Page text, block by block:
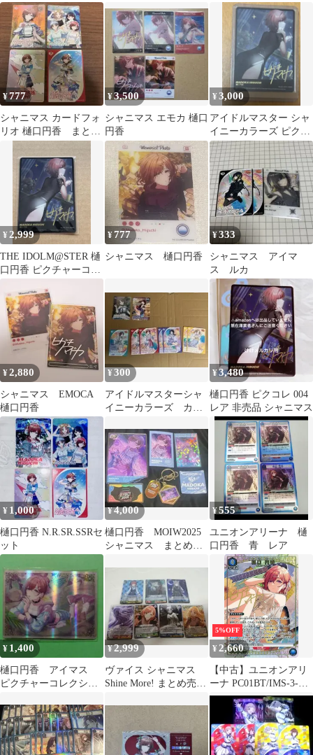
スーパーレア）４枚セ
ット
¥777
シャニマス カードフォ
リオ 樋口円香 まとめ
¥3,500
シャニマス エモカ 樋口
円香
¥3,000
アイドルマスター シャ
イニーカラーズ ピクコ
レ 樋口円香 サインカ
ード
¥ 2,999
THE IDOLM@STER 樋
口円香 ピクチャーコレ
クション
¥777
シャニマス 樋口円香
¥333
シャニマス アイマ
ス ルカ
¥2,880
シャニマス EMOCA
樋口円香
¥300
アイドルマスターシャ
イニーカラーズ カー
¥3,480
樋口円香 ピクコレ 004
レア 非売品 シャニマス
¥ 1,000
樋口円香 N.R.SR.SSRセ
ット
¥4,000
樋口円香 MOIW2025
シャニマス まとめセ
¥555
ユニオンアリーナ 樋
口円香 青 レア
¥ 1,400
樋口円香 アイマス
ピクチャーコレクショ
¥2,999
ヴァイス シャニマス
Shine More! まとめ売り
5%OFF
¥ 2,660
【中古】ユニオンアリ
ーナ PC01BT/IMS-3-
017[PcSR★]：(キラ)樋
口 円香(アイドル金箔
押しサイン入り)